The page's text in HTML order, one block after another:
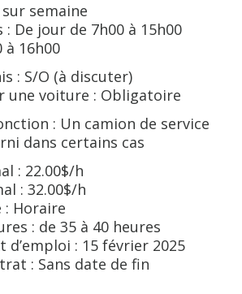
semaine
De jour de 7h00 à 15h00
à 16h00
: S/O (à discuter)
une voiture : Obligatoire
: Un camion de service
dans certains cas
: 22.00$/h
: 32.00$/h
: Horaire
: de 35 à 40 heures
d’emploi : 15 février 2025
: Sans date de fin